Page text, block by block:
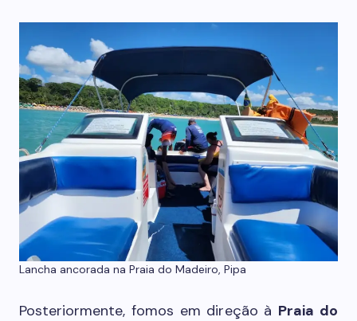
Lancha ancorada na Praia do Madeiro, Pipa
Posteriormente, fomos em direção à Praia do